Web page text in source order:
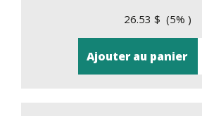
26.53 $ (5% )
Ajouter au panier